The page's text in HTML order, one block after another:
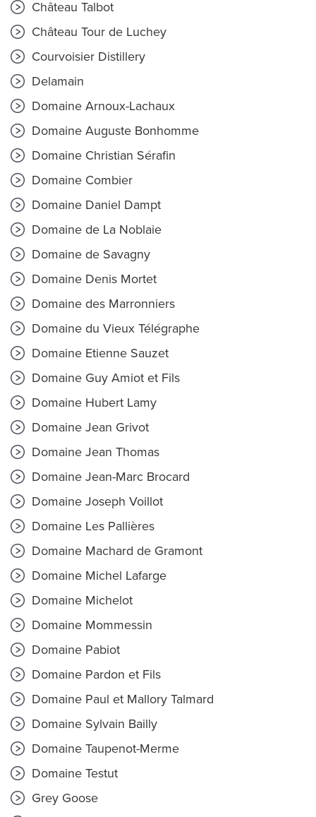
Château Talbot
Château Tour de Luchey
Courvoisier Distillery
Delamain
Domaine Arnoux-Lachaux
Domaine Auguste Bonhomme
Domaine Christian Sérafin
Domaine Combier
Domaine Daniel Dampt
Domaine de La Noblaie
Domaine de Savagny
Domaine Denis Mortet
Domaine des Marronniers
Domaine du Vieux Télégraphe
Domaine Etienne Sauzet
Domaine Guy Amiot et Fils
Domaine Hubert Lamy
Domaine Jean Grivot
Domaine Jean Thomas
Domaine Jean-Marc Brocard
Domaine Joseph Voillot
Domaine Les Pallières
Domaine Machard de Gramont
Domaine Michel Lafarge
Domaine Michelot
Domaine Mommessin
Domaine Pabiot
Domaine Pardon et Fils
Domaine Paul et Mallory Talmard
Domaine Sylvain Bailly
Domaine Taupenot-Merme
Domaine Testut
Grey Goose